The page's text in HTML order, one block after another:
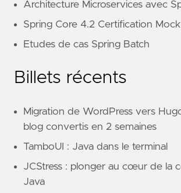
Architecture Microservices avec
Spring Core 4.2 Certification
Etudes de cas Spring Batch
Billets récents
Migration de WordPress vers
blog convertis en 2 semaines
TamboUI : Java dans le terminal
JCStress : plonger au cœur de la
Java